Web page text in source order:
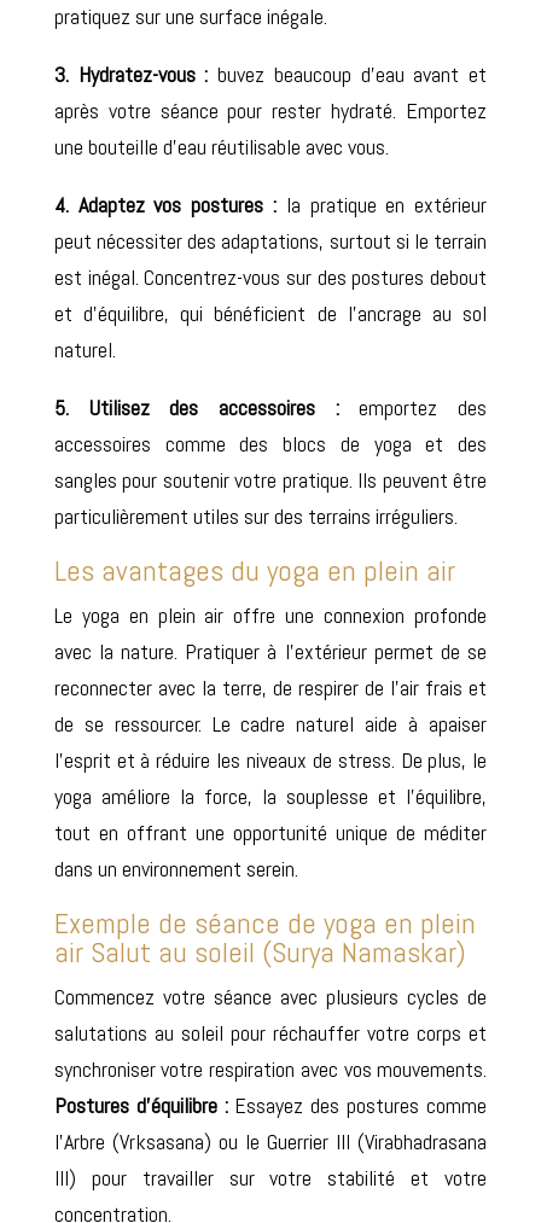
pratiquez sur une surface inégale.
3. Hydratez-vous : buvez beaucoup d’eau avant et
après votre séance pour rester hydraté. Emportez
une bouteille d’eau réutilisable avec vous.
4. Adaptez vos postures : la pratique en extérieur
peut nécessiter des adaptations, surtout si le terrain
est inégal. Concentrez-vous sur des postures debout
et d’équilibre, qui bénéficient de l’ancrage au sol
naturel.
5. Utilisez des accessoires :emportez des
accessoires comme des blocs de yoga et des
sangles pour soutenir votre pratique. Ils peuvent être
particulièrement utiles sur des terrains irréguliers.
Les avantages du yoga en plein air
Le yoga en plein air offre une connexion profonde
avec la nature. Pratiquer à l’extérieur permet de se
reconnecter avec la terre, de respirer de l’air frais et
de se ressourcer. Le cadre naturel aide à apaiser
l’esprit et à réduire les niveaux de stress. De plus, le
yoga améliore la force, la souplesse et l’équilibre,
tout en offrant une opportunité unique de méditer
dans un environnement serein.
Exemple de séance de yoga en plein
air Salut au soleil (Surya Namaskar)
Commencez votre séance avec plusieurs cycles de
salutations au soleil pour réchauffer votre corps et
synchroniser votre respiration avec vos mouvements.
Postures d’équilibre :Essayez des postures comme
l’Arbre (Vrksasana) ou le Guerrier III (Virabhadrasana
III) pour travailler sur votre stabilité et votre
concentration.